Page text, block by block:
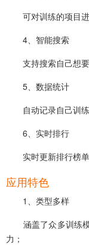
可对训练的项目进
4、智能搜索
支持搜索自己想要
5、数据统计
自动记录自己训练
6、实时排行
实时更新排行榜单
应用特色
1、类型多样
涵盖了众多训练模
力；